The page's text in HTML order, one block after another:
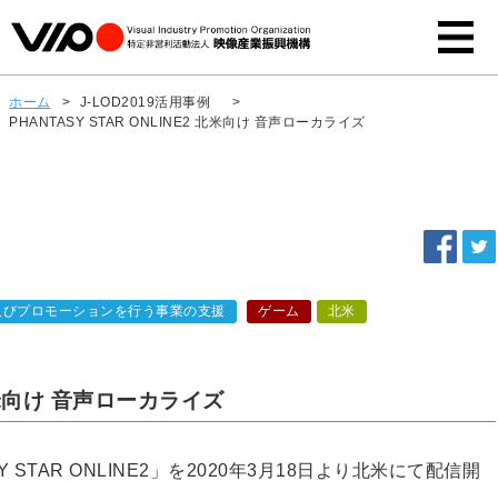
ホーム > J-LOD2019活用事例
>
PHANTASY STAR ONLINE2 北米向け 音声ローカライズ
プロモーションを行う事業の支援 ゲーム 北米
け 音声ローカライズ
STAR ONLINE2」を2020年3月18日より北米にて配信開